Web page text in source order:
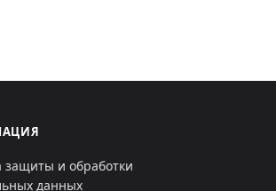
защиты и обработки
данных